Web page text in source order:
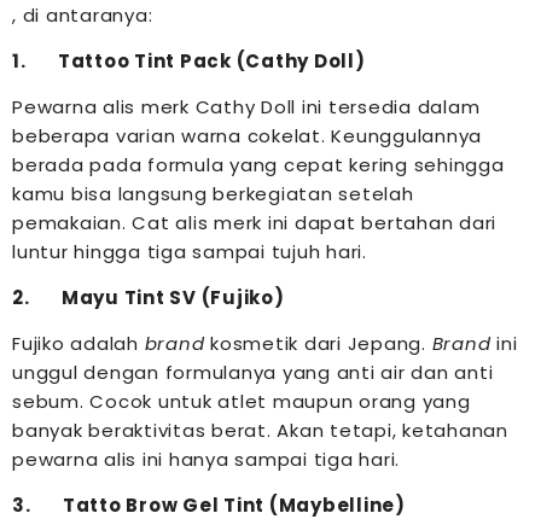
, di antaranya:
1. Tattoo Tint Pack (Cathy Doll)
Pewarna alis merk Cathy Doll ini tersedia dalam
beberapa varian warna cokelat. Keunggulannya
berada pada formula yang cepat kering sehingga
kamu bisa langsung berkegiatan setelah
pemakaian. Cat alis merk ini dapat bertahan dari
luntur hingga tiga sampai tujuh hari.
2. Mayu Tint SV (Fujiko)
Fujiko adalah brand kosmetik dari Jepang. Brand ini
unggul dengan formulanya yang anti air dan anti
sebum. Cocok untuk atlet maupun orang yang
banyak beraktivitas berat. Akan tetapi, ketahanan
pewarna alis ini hanya sampai tiga hari.
3. Tatto Brow Gel Tint (Maybelline)